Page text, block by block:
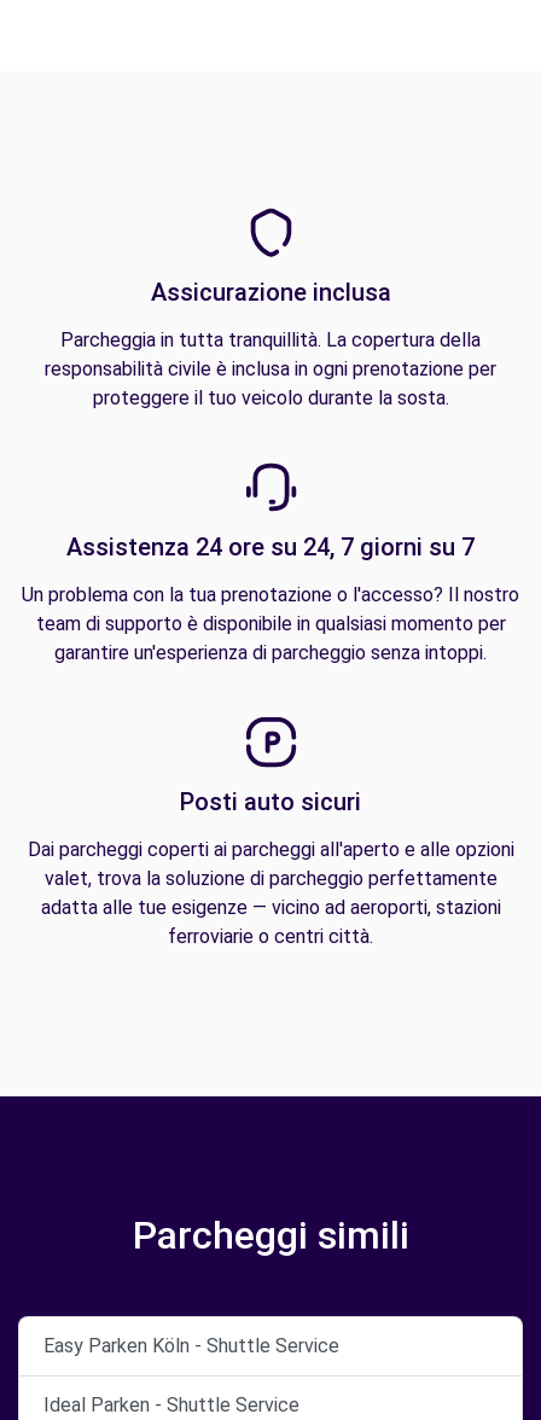
Assicurazione inclusa
Parcheggia in tutta tranquillità. La copertura della
responsabilità civile è inclusa in ogni prenotazione per
proteggere il tuo veicolo durante la sosta.
Assistenza 24 ore su 24, 7 giorni su 7
Un problema con la tua prenotazione o l'accesso? Il nostro
team di supporto è disponibile in qualsiasi momento per
garantire un'esperienza di parcheggio senza intoppi.
Posti auto sicuri
Dai parcheggi coperti ai parcheggi all'aperto e alle opzioni
valet, trova la soluzione di parcheggio perfettamente
adatta alle tue esigenze — vicino ad aeroporti, stazioni
ferroviarie o centri città.
Parcheggi simili
Easy Parken Köln - Shuttle Service
Ideal Parken - Shuttle Service